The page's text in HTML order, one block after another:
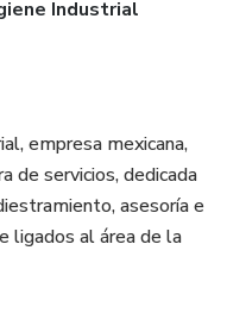
normatividad vigente
Industrial
empresa mexicana,
de servicios, dedicada
asesoría e
ligados al área de la